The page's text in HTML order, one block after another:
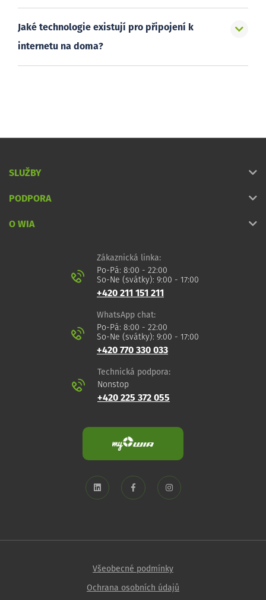
Jaké technologie existují pro připojení k
internetu na doma?
SLUŽBY
PODPORA
O WIA
Zákaznická linka:
Po-Pá: 8:00 - 22:00
So-Ne (svátky): 9:00 - 17:00
+420 211 151 211
WhatsApp chat:
Po-Pá: 8:00 - 22:00
So-Ne (svátky): 9:00 - 17:00
+420 770 330 033
Technická podpora:
Nonstop
+420 225 372 055
Všeobecné podmínky
Ochrana osobních údajů